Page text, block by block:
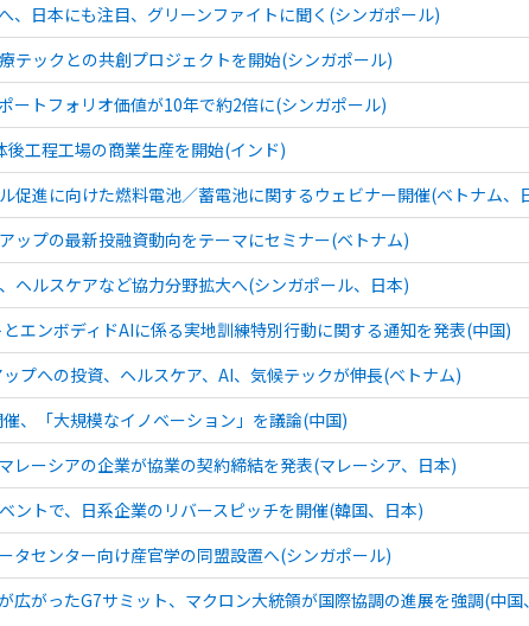
、日本にも注目、グリーンファイトに聞く(シンガポール)
テックとの共創プロジェクトを開始(シンガポール)
ートフォリオ価値が10年で約2倍に(シンガポール)
後工程工場の商業生産を開始(インド)
促進に向けた燃料電池／蓄電池に関するウェビナー開催(ベトナム、
ップの最新投融資動向をテーマにセミナー(ベトナム)
ヘルスケアなど協力分野拡大へ(シンガポール、日本)
エンボディドAIに係る実地訓練特別行動に関する通知を発表(中国)
プへの投資、ヘルスケア、AI、気候テックが伸長(ベトナム)
、「大規模なイノベーション」を議論(中国)
レーシアの企業が協業の契約締結を発表(マレーシア、日本)
ントで、日系企業のリバースピッチを開催(韓国、日本)
タセンター向け産官学の同盟設置へ(シンガポール)
広がったG7サミット、マクロン大統領が国際協調の進展を強調(中